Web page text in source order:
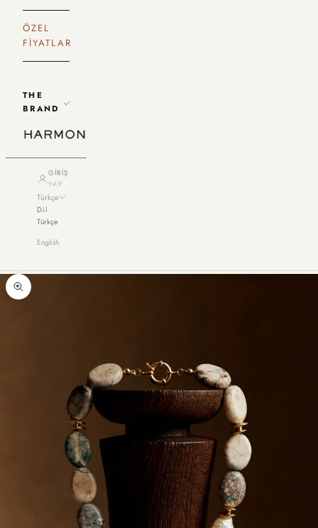
ÖZEL
FİYATLAR
THE
BRAND
GIRIŞ
YAP
Türkçe
Dil
Türkçe
English
Yakınlaştır